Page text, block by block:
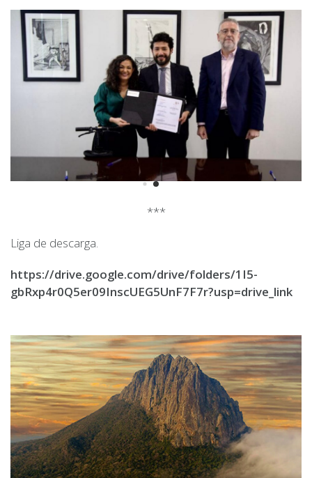
***
Liga de descarga.
https://drive.google.com/drive/folders/1I5-
gbRxp4r0Q5er09InscUEG5UnF7F7r?usp=drive_link